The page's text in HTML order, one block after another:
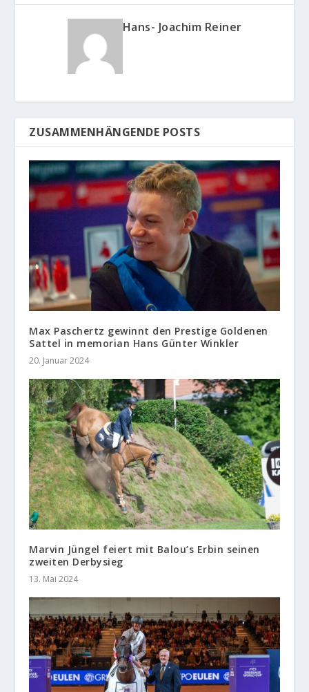
Hans- Joachim Reiner
ZUSAMMENHÄNGENDE POSTS
Max Paschertz gewinnt den Prestige Goldenen
Sattel in memorian Hans Günter Winkler
20. Januar 2024
Marvin Jüngel feiert mit Balou’s Erbin seinen
zweiten Derbysieg
13. Mai 2024